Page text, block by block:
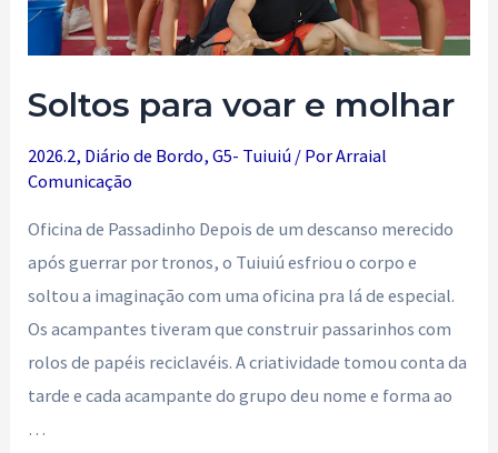
Soltos para voar e molhar
2026.2, Diário de Bordo,G5- Tuiuiú / PorArraial
Comunicação
Oficina de Passadinho Depois de um descanso merecido
após guerrar por tronos, o Tuiuiú esfriou o corpo e
soltou a imaginação com uma oficina pra lá de especial.
Os acampantes tiveram que construir passarinhos com
rolos de papéis reciclavéis. A criatividade tomou conta da
tarde e cada acampante do grupo deu nome e forma ao
…